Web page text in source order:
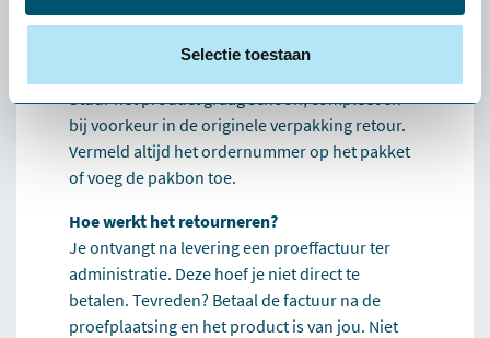
Selectie toestaan
(zoals een muis of toetsenbord): stuur het
pakket via een pakketservice naar keuze retour.
Stuur het product graag schoon, compleet en
bij voorkeur in de originele verpakking retour.
Vermeld altijd het ordernummer op het pakket
of voeg de pakbon toe.
Hoe werkt het retourneren?
Je ontvangt na levering een proeffactuur ter
administratie. Deze hoef je niet direct te
betalen. Tevreden? Betaal de factuur na de
proefplaatsing en het product is van jou. Niet